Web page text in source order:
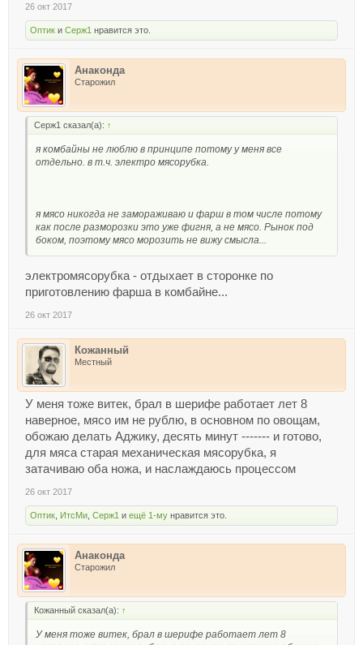
26 окт 2017
Оптик и Серж1 нравится это.
Анаконда
Старожил
Серж1 сказал(а): ↑
я комбайны не люблю в принципе потому у меня все
отдельно. в т.ч. электро мясорубка.
я мясо никогда не замораживаю и фарш в том числе потому
как после разморозки это уже фигня, а не мясо. Рынок под
боком, поэтому мясо морозить не вижу смысла...
электромясорубка - отдыхает в сторонке по
приготовлению фарша в комбайне...
26 окт 2017
Кожанный
Местный
У меня тоже витек, брал в шерифе работает лет 8
наверное, мясо им не рублю, в основном по овощам,
обожаю делать Аджику, десять минут ------- и готово,
для мяса старая механическая мясорубка, я
затачиваю оба ножа, и наслаждаюсь процессом
26 окт 2017
Оптик ИтсМи Серж1 и ещё 1-му нравится это.
Анаконда
Старожил
Кожанный сказал(а): ↑
У меня тоже витек, брал в шерифе работает лет 8